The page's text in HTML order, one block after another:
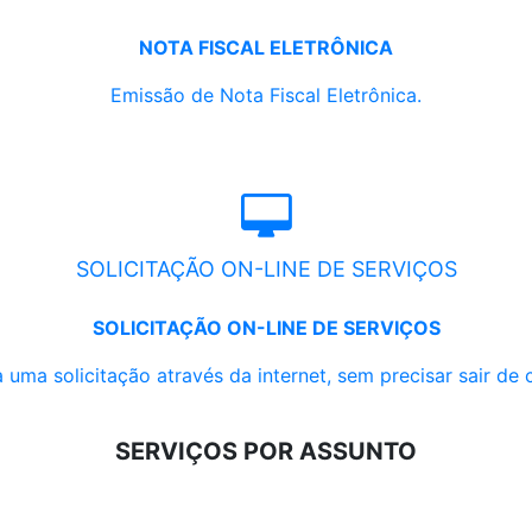
NOTA FISCAL ELETRÔNICA
Emissão de Nota Fiscal Eletrônica.
SOLICITAÇÃO ON-LINE DE SERVIÇOS
SOLICITAÇÃO ON-LINE DE SERVIÇOS
uma solicitação através da internet, sem precisar sair de
SERVIÇOS POR ASSUNTO